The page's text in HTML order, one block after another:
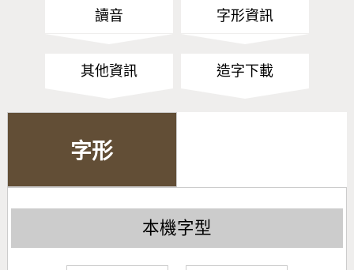
讀音 字形資訊
其他資訊 造字下載
字形
本機字型